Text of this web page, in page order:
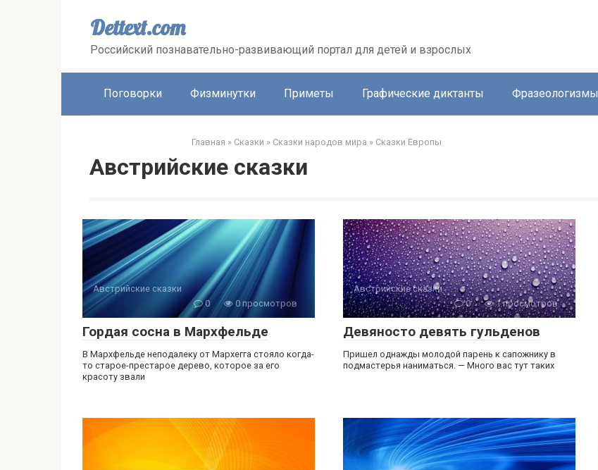
Dettext.com
Российский познавательно-развивающий портал для детей и взрослых
Поговорки Физминутки Приметы Графические диктанты Фразеологизмы
Главная » Сказки » Сказки народов мира » Сказки Европы
Австрийские сказки
Австрийские сказки
0
0 просмотров
Гордая сосна в Мархфельде
В Мархфельде неподалеку от Мархегга стояло когда-
то старое-престарое дерево, которое за его
красоту звали
Австрийские сказки
0
1 просмотров
Девяносто девять гульденов
Пришел однажды молодой парень к сапожнику в
подмастерья наниматься. — Много вас тут таких